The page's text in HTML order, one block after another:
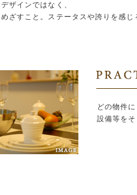
ザインではなく、
ざすこと。ステータスや誇りを感じ
どの物件
設備等を